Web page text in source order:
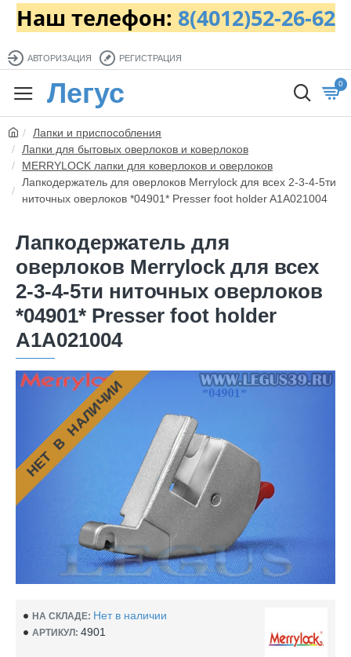
Наш телефон: 8(4012)52-26-62
АВТОРИЗАЦИЯ РЕГИСТРАЦИЯ
Легус 0
Лапки и приспособления
Лапки для бытовых оверлоков и коверлоков
MERRYLOCK лапки для коверлоков и оверлоков
Лапкодержатель для оверлоков Merrylock для всех 2-3-4-5ти
ниточных оверлоков *04901* Presser foot holder A1A021004
Лапкодержатель для
оверлоков Merrylock для всех
2-3-4-5ти ниточных оверлоков
*04901* Presser foot holder
A1A021004
НЕТ В НАЛИЧИИ
НА СКЛАДЕ: Нет в наличии
АРТИКУЛ: 4901